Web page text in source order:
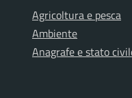
Agricoltura e pesca
Ambiente
Anagrafe e stato